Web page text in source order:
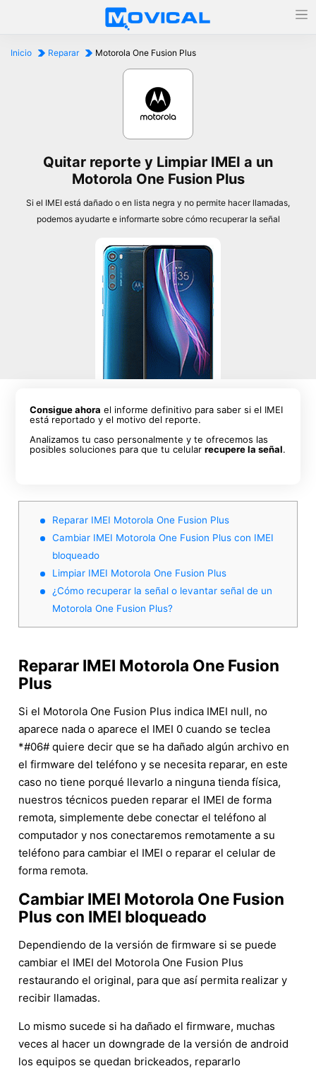
Inicio Reparar Motorola One Fusion Plus
Quitar reporte y Limpiar IMEI a un
Motorola One Fusion Plus
Si el IMEI está dañado o en lista negra y no permite hacer llamadas,
podemos ayudarte e informarte sobre cómo recuperar la señal
Consigue ahora el informe definitivo para saber si el IMEI
está reportado y el motivo del reporte.
Analizamos tu caso personalmente y te ofrecemos las
posibles soluciones para que tu celularrecupere la señal.
Reparar IMEI Motorola One Fusion Plus
Cambiar IMEI Motorola One Fusion Plus con IMEI
bloqueado
Limpiar IMEI Motorola One Fusion Plus
¿Cómo recuperar la señal o levantar señal de un
Motorola One Fusion Plus?
Reparar IMEI Motorola One Fusion
Plus
Si el Motorola One Fusion Plus indica IMEI null, no
aparece nada o aparece el IMEI 0 cuando se teclea
*#06# quiere decir que se ha dañado algún archivo en
el firmware del teléfono y se necesita reparar, en este
caso no tiene porqué llevarlo a ninguna tienda física,
nuestros técnicos pueden reparar el IMEI de forma
remota, simplemente debe conectar el teléfono al
computador y nos conectaremos remotamente a su
teléfono para cambiar el IMEI o reparar el celular de
forma remota.
Cambiar IMEI Motorola One Fusion
Plus con IMEI bloqueado
Dependiendo de la versión de firmware si se puede
cambiar el IMEI del Motorola One Fusion Plus
restaurando el original, para que así permita realizar y
recibir llamadas.
Lo mismo sucede si ha dañado el firmware, muchas
veces al hacer un downgrade de la versión de android
los equipos se quedan brickeados, repararlo